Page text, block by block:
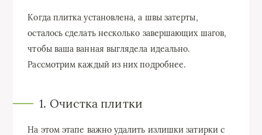
Когда плитка установлена, а швы затерты,
осталось сделать несколько завершающих шагов,
чтобы ваша ванная выглядела идеально.
Рассмотрим каждый из них подробнее.
1. Очистка плитки
На этом этапе важно удалить излишки затирки с